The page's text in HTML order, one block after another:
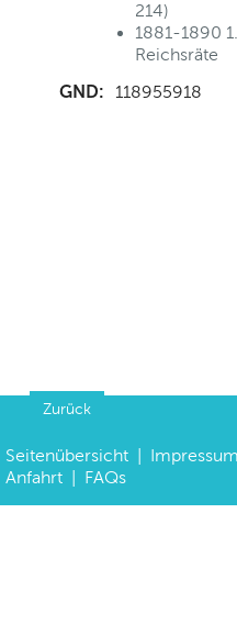
214)
1881-1890
Reichsräte
GND: 118955918
Zurück
Seitenübersicht Impressum
Anfahrt
FAQs